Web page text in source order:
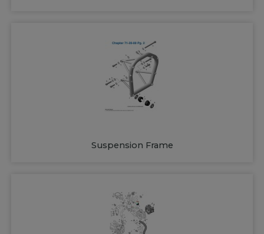
Suspension Frame